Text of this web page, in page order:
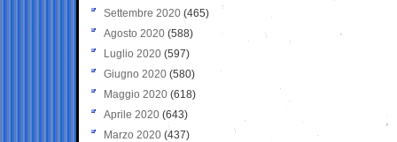
Settembre 2020(465)
Agosto 2020 (588)
Luglio 2020 (597)
Giugno 2020 (580)
Maggio 2020 (618)
Aprile 2020 (643)
Marzo 2020 (437)